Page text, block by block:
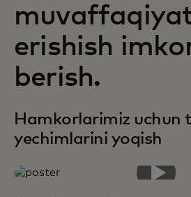
erishish
berish.
Hamkorlarimiz
yechimlarini yoqish